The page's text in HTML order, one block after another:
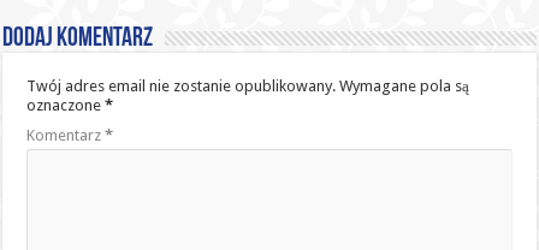
Dodaj komentarz
Twój adres email nie zostanie opublikowany. Wymagane pola są
oznaczone*
Komentarz*